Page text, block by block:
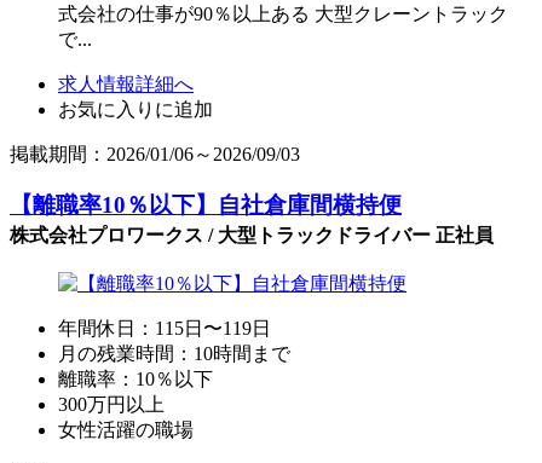
式会社の仕事が90％以上ある 大型クレーントラック
で...
求人情報詳細へ
お気に入りに追加
掲載期間：2026/01/06～2026/09/03
【離職率10％以下】自社倉庫間横持便
株式会社プロワークス / 大型トラックドライバー 正社員
年間休日：115日〜119日
月の残業時間：10時間まで
離職率：10％以下
300万円以上
女性活躍の職場